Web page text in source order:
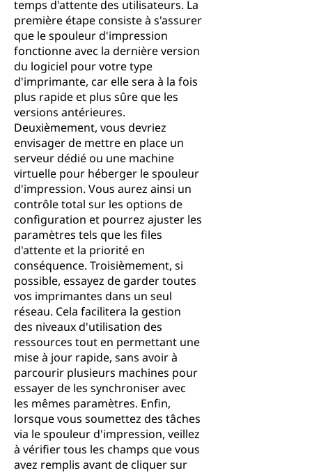
temps d'attente des utilisateurs. La
première étape consiste à s'assurer
que le spouleur d'impression
fonctionne avec la dernière version
du logiciel pour votre type
d'imprimante, car elle sera à la fois
plus rapide et plus sûre que les
versions antérieures.
Deuxièmement, vous devriez
envisager de mettre en place un
serveur dédié ou une machine
virtuelle pour héberger le spouleur
d'impression. Vous aurez ainsi un
contrôle total sur les options de
configuration et pourrez ajuster les
paramètres tels que les files
d'attente et la priorité en
conséquence. Troisièmement, si
possible, essayez de garder toutes
vos imprimantes dans un seul
réseau. Cela facilitera la gestion
des niveaux d'utilisation des
ressources tout en permettant une
mise à jour rapide, sans avoir à
parcourir plusieurs machines pour
essayer de les synchroniser avec
les mêmes paramètres. Enfin,
lorsque vous soumettez des tâches
via le spouleur d'impression, veillez
à vérifier tous les champs que vous
avez remplis avant de cliquer sur